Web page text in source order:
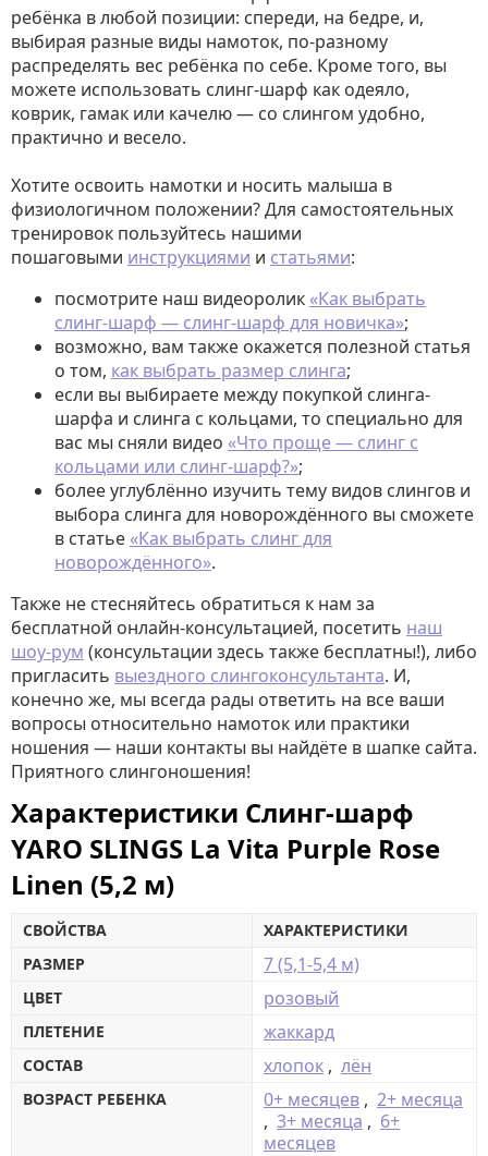
ребёнка в любой позиции: спереди, на бедре, и,
выбирая разные виды намоток, по-разному
распределять вес ребёнка по себе. Кроме того, вы
можете использовать слинг-шарф как одеяло,
коврик, гамак или качелю — со слингом удобно,
практично и весело.
Хотите освоить намотки и носить малыша в
физиологичном положении? Для самостоятельных
тренировок пользуйтесь нашими
пошаговыми инструкциями и статьями:
посмотрите наш видеоролик «Как выбрать
слинг-шарф — слинг-шарф для новичка»;
возможно, вам также окажется полезной статья
о том, как выбрать размер слинга;
если вы выбираете между покупкой слинга-
шарфа и слинга с кольцами, то специально для
вас мы сняли видео «Что проще — слинг с
кольцами или слинг-шарф?»;
более углублённо изучить тему видов слингов и
выбора слинга для новорождённого вы сможете
в статье «Как выбрать слинг для
новорождённого».
Также не стесняйтесь обратиться к нам за
бесплатной онлайн-консультацией, посетить наш
шоу-рум (консультации здесь также бесплатны!), либо
пригласить выездного слингоконсультанта. И,
конечно же, мы всегда рады ответить на все ваши
вопросы относительно намоток или практики
ношения — наши контакты вы найдёте в шапке сайта.
Приятного слингоношения!
Характеристики Слинг-шарф
YARO SLINGS La Vita Purple Rose
Linen (5,2 м)
СВОЙСТВА
ХАРАКТЕРИСТИКИ
РАЗМЕР
7 (5,1-5,4 м)
ЦВЕТ розовый
ПЛЕТЕНИЕ жаккард
СОСТАВ хлопок , лён
ВОЗРАСТ РЕБЕНКА 0+ месяцев , 2+ месяца
, 3+ месяца , 6+
месяцев